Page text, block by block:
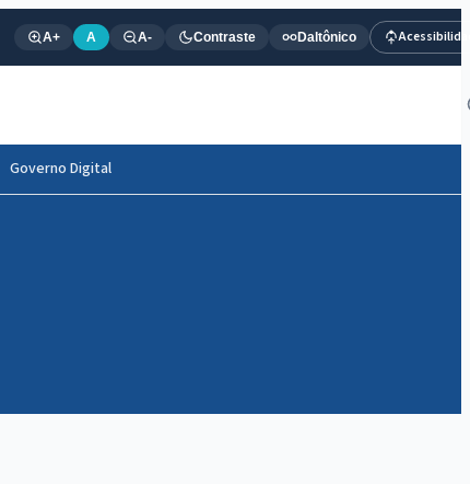
A+ A A- Contraste Daltônico
Governo Digital